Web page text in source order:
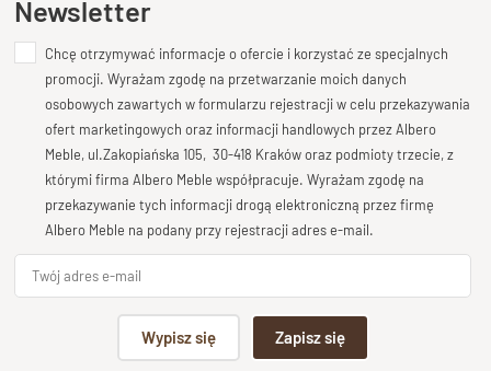
tworząc przyjazną przestrzeń do codziennych posiłków i
rodzinnych spotkań.
Trwałość i odporność dzięki
ekologicznemu wykończeniu
Blat stołu został starannie zabezpieczonyekologicznym
lakierem półmatowym o podwyższonej odporności. To
rozwiązanie zapewnia łatwość w pielęgnacji , a jednocześnie
chroni drewno przed plamami i wilgocią, pozwalając cieszyć
się jego naturalnym pięknem przez długie lata.
Solidna konstrukcja z drewna
Dodaj opinię o produkcie
Twoja ocena
Bardzo dobry
Twoja opinia o produkcie
Podpis
Newsletter
Chcę otrzymywać informacje o ofercie i korzystać ze specjalnych
promocji. Wyrażam zgodę na przetwarzanie moich danych
osobowych zawartych w formularzu rejestracji w celu przekazywania
ofert marketingowych oraz informacji handlowych przez Albero
Meble, ul.Zakopiańska 105, 30-418 Kraków oraz podmioty trzecie, z
którymi firma Albero Meble współpracuje. Wyrażam zgodę na
przekazywanie tych informacji drogą elektroniczną przez firmę
Albero Meble na podany przy rejestracji adres e-mail.
Wypisz się Zapisz się